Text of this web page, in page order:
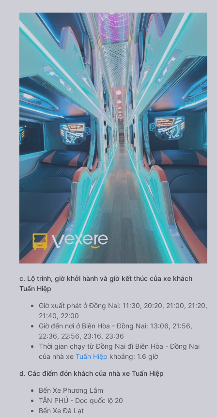
c. Lộ trình, giờ khởi hành và giờ kết thúc của xe khách
Tuấn Hiệp
Giờ xuất phát ở Đồng Nai: 11:30, 20:20, 21:00, 21:20,
21:40, 22:00
Giờ đến nơi ở Biên Hòa - Đồng Nai: 13:06, 21:56,
22:36, 22:56, 23:16, 23:36
Thời gian chạy từ Đồng Nai đi Biên Hòa - Đồng Nai
của nhà xe Tuấn Hiệp khoảng: 1.6 giờ
d. Các điểm đón khách của nhà xe Tuấn Hiệp
Bến Xe Phương Lâm
TÂN PHÚ - Dọc quốc lộ 20
Bến Xe Đà Lạt